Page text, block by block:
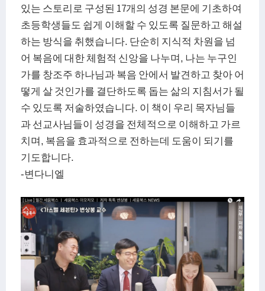
있는 스토리로 구성된 17개의 성경 본문에 기초하여
초등학생들도 쉽게 이해할 수 있도록 질문하고 해설
하는 방식을 취했습니다. 단순히 지식적 차원을 넘
어 복음에 대한 체험적 신앙을 나누며, 나는 누구인
가를 창조주 하나님과 복음 안에서 발견하고 찾아 어
떻게 살 것인가를 결단하도록 돕는 삶의 지침서가 될
수 있도록 저술하였습니다. 이 책이 우리 목자님들
과 선교사님들이 성경을 전체적으로 이해하고 가르
치며, 복음을 효과적으로 전하는데 도움이 되기를
기도합니다.
-변다니엘